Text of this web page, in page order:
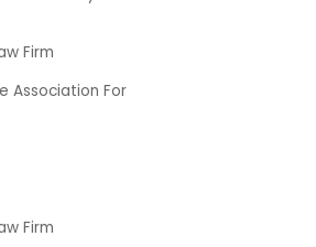
Firm
Association For
Firm